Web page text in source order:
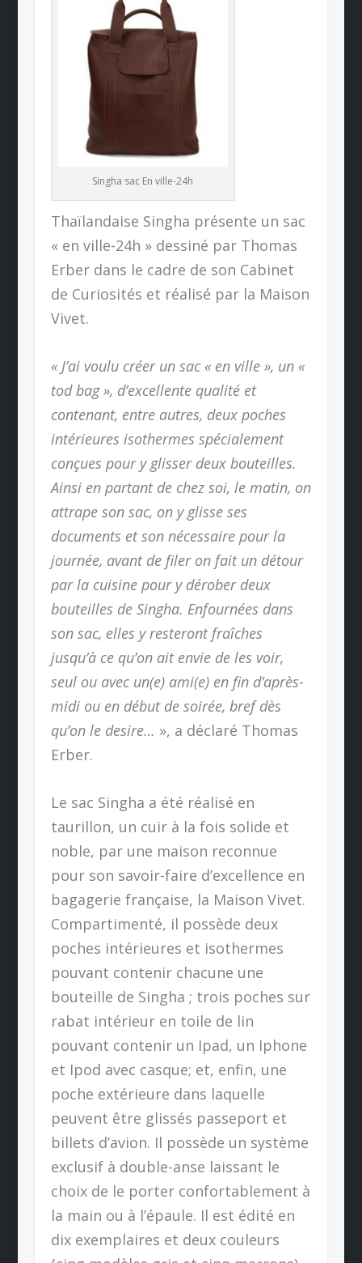
Singha sac En ville-24h
Thaïlandaise Singha présente un sac
« en ville-24h » dessiné par Thomas
Erber dans le cadre de son Cabinet
de Curiosités et réalisé par la Maison
Vivet.
« J’ai voulu créer un sac « en ville », un «
tod bag », d’excellente qualité et
contenant, entre autres, deux poches
intérieures isothermes spécialement
conçues pour y glisser deux bouteilles.
Ainsi en partant de chez soi, le matin, on
attrape son sac, on y glisse ses
documents et son nécessaire pour la
journée, avant de filer on fait un détour
par la cuisine pour y dérober deux
bouteilles de Singha. Enfournées dans
son sac, elles y resteront fraîches
jusqu’à ce qu’on ait envie de les voir,
seul ou avec un(e) ami(e) en fin d’après-
midi ou en début de soirée, bref dès
qu’on le desire… », a déclaré Thomas
Erber.
Le sac Singha a été réalisé en
taurillon, un cuir à la fois solide et
noble, par une maison reconnue
pour son savoir-faire d’excellence en
bagagerie française, la Maison Vivet.
Compartimenté, il possède deux
poches intérieures et isothermes
pouvant contenir chacune une
bouteille de Singha ; trois poches sur
rabat intérieur en toile de lin
pouvant contenir un Ipad, un Iphone
et Ipod avec casque; et, enfin, une
poche extérieure dans laquelle
peuvent être glissés passeport et
billets d’avion. Il possède un système
exclusif à double-anse laissant le
choix de le porter confortablement à
la main ou à l’épaule. Il est édité en
dix exemplaires et deux couleurs